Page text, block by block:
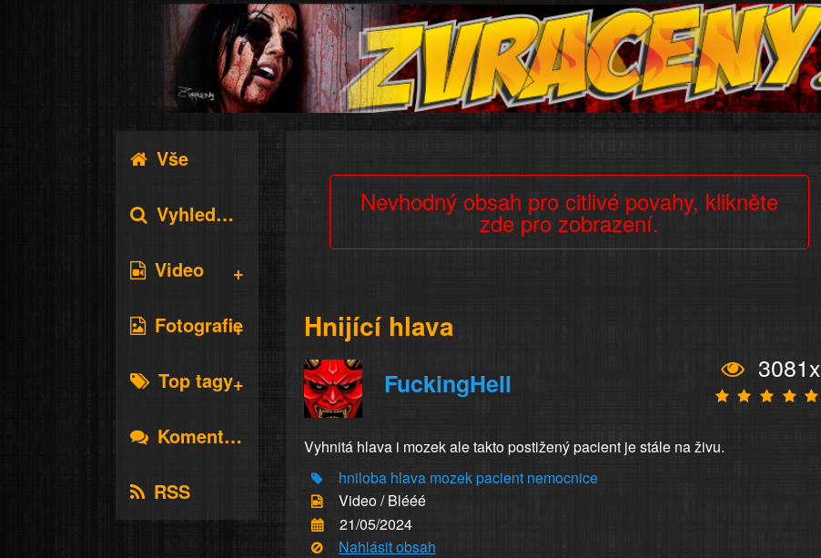
Vše
Vyhledávání
Video
Fotografie
Top tagy
Komentáře
RSS
Nevhodný obsah pro citlivé povahy, klikněte
zde pro zobrazení.
Hnijící hlava
FuckingHell
3081x
Vyhnitá hlava i mozek ale takto postižený pacient je stále na živu.
hniloba hlava mozekpacient nemocnice
Video / Blééé
21/05/2024
Nahlásit obsah